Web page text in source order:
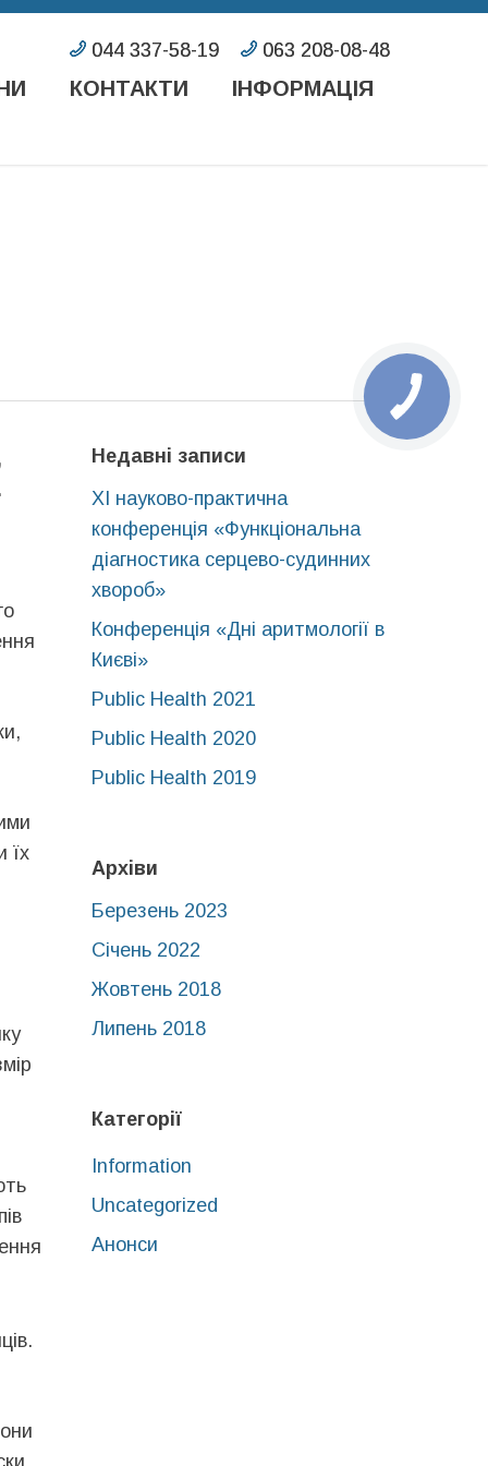
КОНТАКТИ ІНФОРМАЦІЯ
їх
Недавні записи
XІ науково-практична
конференція «Функціональна
діагностика серцево-судинних
хвороб»
Конференція «Дні аритмології в
Києві»
Public Health 2021
Public Health 2020
Public Health 2019
Архіви
Березень 2023
Січень 2022
Жовтень 2018
Липень 2018
Категорії
Information
Uncategorized
Анонси